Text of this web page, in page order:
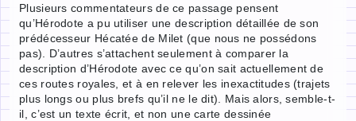
Plusieurs commentateurs de ce passage pensent
qu’Hérodote a pu utiliser une description détaillée de son
prédécesseur Hécatée de Milet (que nous ne possédons
pas). D’autres s’attachent seulement à comparer la
description d’Hérodote avec ce qu’on sait actuellement de
ces routes royales, et à en relever les inexactitudes (trajets
plus longs ou plus brefs qu’il ne le dit). Mais alors, semble-t-
il, c’est un texte écrit, et non une carte dessinée